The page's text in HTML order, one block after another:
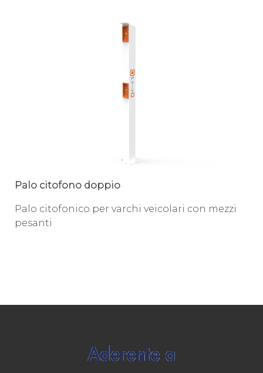
Palo citofono doppio
Palo citofonico per varchi veicolari con mezzi
pesanti